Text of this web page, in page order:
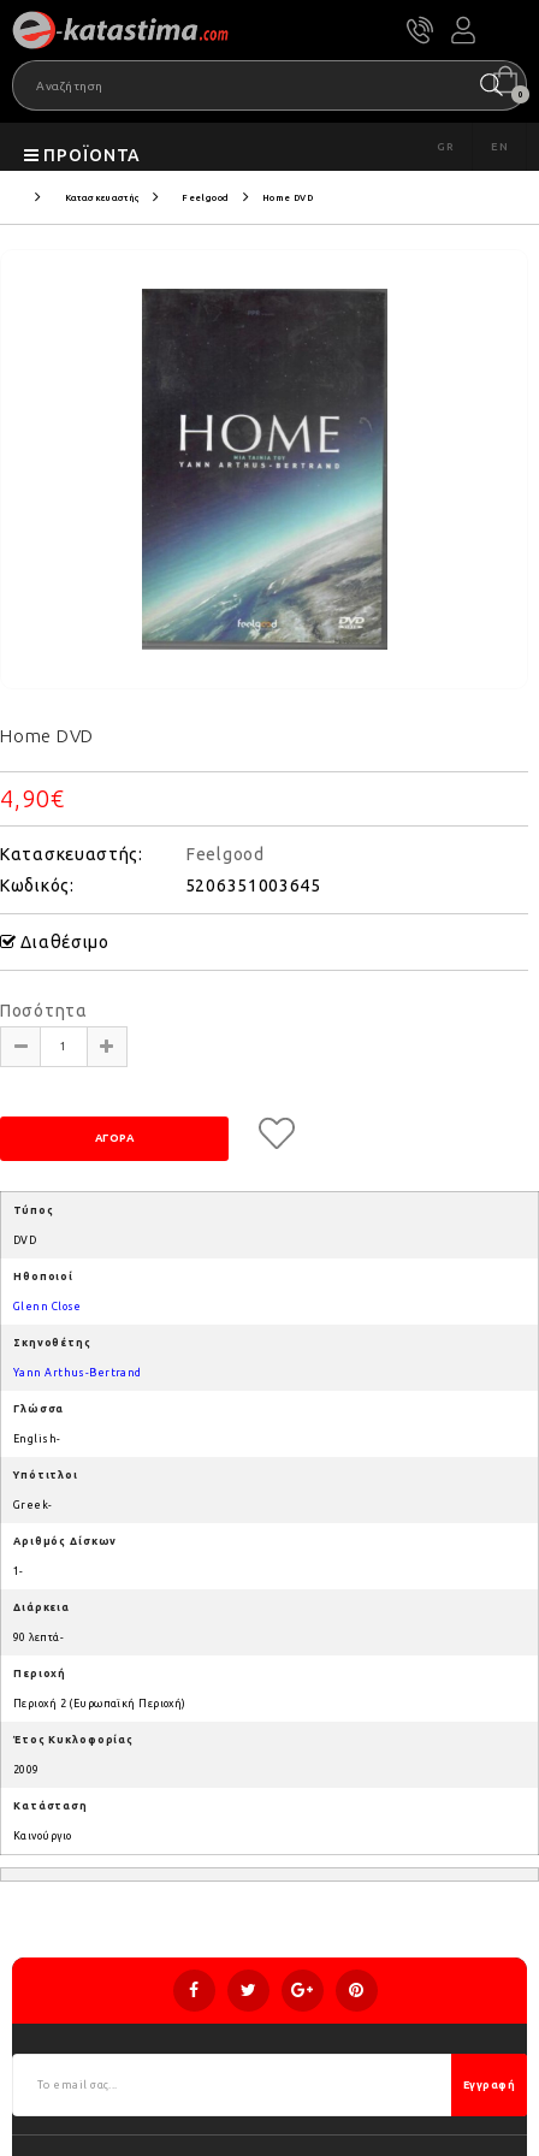
0
ΠΡΟΪΌΝΤΑ GR EN
Κατασκευαστής Feelgood Home DVD
Home DVD
4,90€
Κατασκευαστής:
Feelgood
Κωδικός:
5206351003645
Διαθέσιμο
Ποσότητα
Τύπος
DVD
Ηθοποιοί
Glenn Close
Σκηνοθέτης
Yann Arthus-Bertrand
Γλώσσα
English-
Υπότιτλοι
Greek-
Αριθμός Δίσκων
1-
Διάρκεια
90 λεπτά-
Περιοχή
Περιοχή 2 (Ευρωπαϊκή Περιοχή)
Έτος Κυκλοφορίας
2009
Κατάσταση
Καινούργιο
Εγγραφή